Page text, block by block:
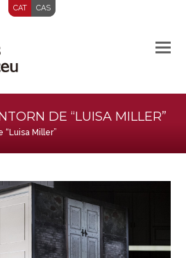
CAT CAS
DE “LUISA MILLER”
“Luisa Miller”